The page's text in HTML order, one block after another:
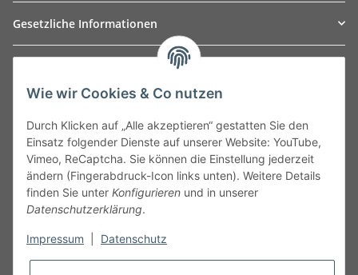
Gesetzliche Informationen
Leibnizstraße 2a
Germany
Phone:+49 40 5287270
Fax:+49 40 5281050
Email:sales@tow-automotive.de
Wie wir Cookies & Co nutzen
Durch Klicken auf „Alle akzeptieren“ gestatten Sie den
Einsatz folgender Dienste auf unserer Website: YouTube,
Vimeo, ReCaptcha. Sie können die Einstellung jederzeit
ändern (Fingerabdruck-Icon links unten). Weitere Details
finden Sie unter Konfigurieren und in unserer
Datenschutzerklärung.
Impressum Datenschutz